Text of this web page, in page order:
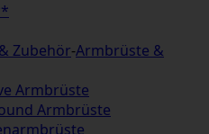
Zubehör-Armbrüste &
Armbrüste
Armbrüste